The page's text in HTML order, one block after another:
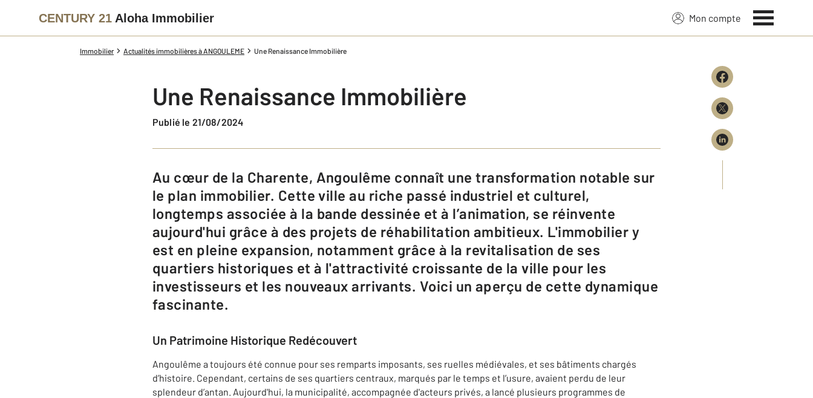
CENTURY 21 Aloha Immobilier Mon compte
Immobilier Actualités immobilières à ANGOULEME Une Renaissance Immobilière
Une Renaissance Immobilière
Publié le 21/08/2024
Au cœur de la Charente, Angoulême connaît une transformation notable sur
le plan immobilier. Cette ville au riche passé industriel et culturel,
longtemps associée à la bande dessinée et à l’animation, se réinvente
aujourd'hui grâce à des projets de réhabilitation ambitieux. L'immobilier y
est en pleine expansion, notamment grâce à la revitalisation de ses
quartiers historiques et à l'attractivité croissante de la ville pour les
investisseurs et les nouveaux arrivants. Voici un aperçu de cette dynamique
fascinante.
Un Patrimoine Historique Redécouvert
Angoulême a toujours été connue pour ses remparts imposants, ses ruelles médiévales, et ses bâtiments chargés
d’histoire. Cependant, certains de ses quartiers centraux, marqués par le temps et l’usure, avaient perdu de leur
splendeur d’antan. Aujourd'hui, la municipalité, accompagnée d'acteurs privés, a lancé plusieurs programmes de